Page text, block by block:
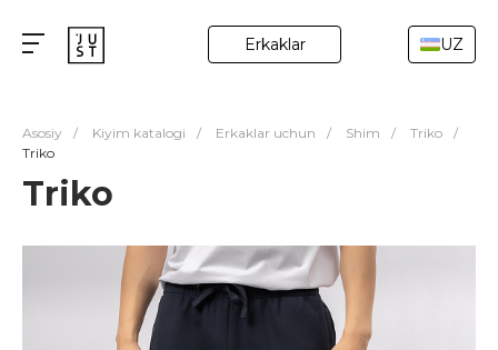
Erkaklar UZ
Asosiy / Kiyim katalogi / Erkaklar uchun / Shim / Triko
/
Triko
Triko